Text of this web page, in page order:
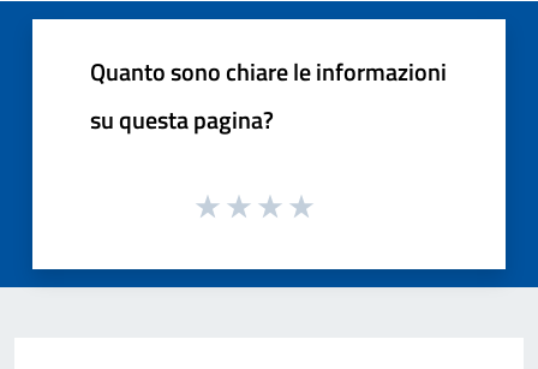
Quanto sono chiare le informazioni
su questa pagina?